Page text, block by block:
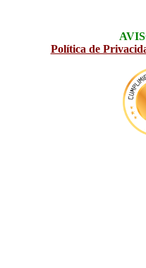
Política de